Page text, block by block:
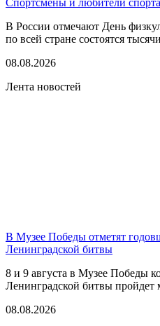
В России отмечают День
по всей стране состоятся
08.08.2026
Лента новостей
В Музее Победы отметят
Ленинградской битвы
8 и 9 августа в Музее Победы
Ленинградской битвы пройдет
08.08.2026